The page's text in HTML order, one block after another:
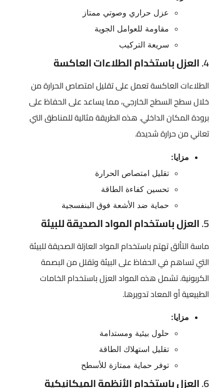
عزل حراري وصوتي ممتاز
مقاومة للعوامل الجوية
سريعة التركيب
4. العزل باستخدام الطلاءات العاكسة
الطلاءات العاكسة تعمل على تقليل امتصاص الحرارة من
خلال سطح السطح الخارجي، مما يساعد على الحفاظ على
برودة المكان الداخلي. هذه الطريقة مثالية للمناطق التي
تعاني من حرارة شديدة.
مزايا:
تقليل امتصاص الحرارة
تحسين كفاءة الطاقة
حماية ضد الأشعة فوق البنفسجية
5. العزل باستخدام المواد الصديقة للبيئة
ماسة التألق تهتم باستخدام المواد العازلة الصديقة للبيئة
التي تساهم في الحفاظ على البيئة وتقلل من البصمة
الكربونية. تشمل هذه المواد العزل باستخدام الخامات
الطبيعية أو المعاد تدويرها.
مزايا:
حلول بيئية ومستدامة
تقليل استهلاك الطاقة
توفر حماية ممتازة للأسطح
6. العزل باستخدام الأنظمة الميكانيكية